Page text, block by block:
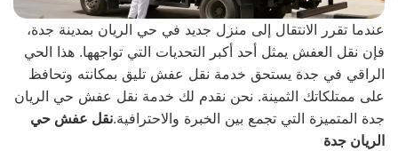
عندما تقرر الانتقال إلى منزل جديد في حي الريان بمدينة جدة،
فإن نقل العفش يمثل أحد أكبر التحديات التي تواجهها. هذا الحي
الراقي في جدة يستحق خدمة نقل عفش تليق بمكانته وتحافظ
على ممتلكاتك الثمينة. نحن نقدم لك خدمة نقل عفش حي الريان
جدة المتميزة التي تجمع بين الخبرة والاحترافية.نقل عفش حي
الريان جدة